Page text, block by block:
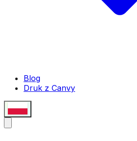
Blog
Druk z Canvy